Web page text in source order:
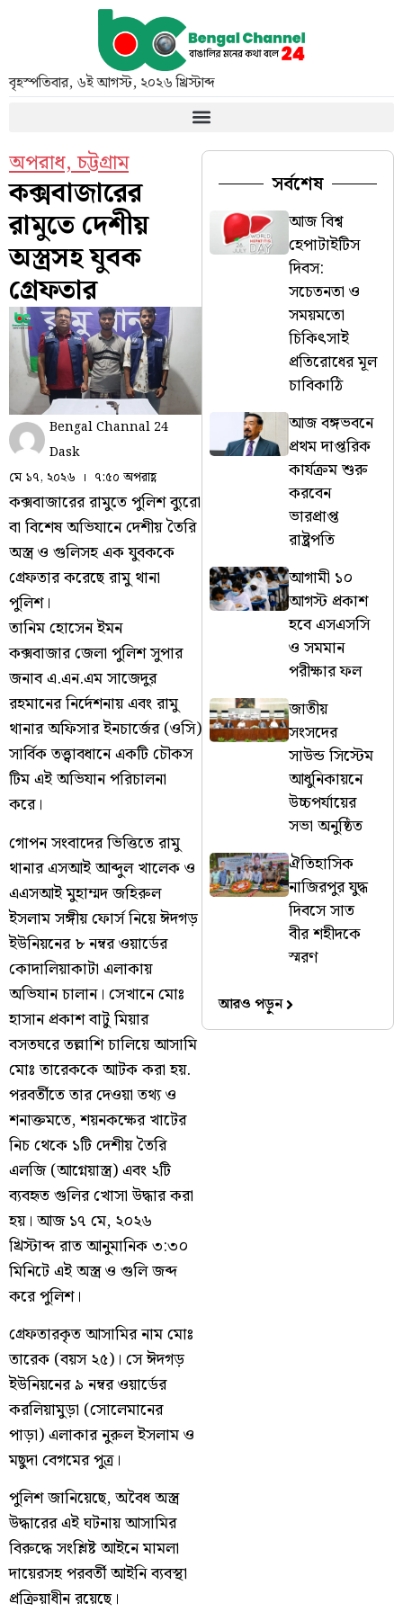
বৃহস্পতিবার, ৬ই আগস্ট, ২০২৬ খ্রিস্টাব্দ
অপরাধ,চট্টগ্রাম
কক্সবাজারের
রামুতে দেশীয়
অস্ত্রসহ যুবক
গ্রেফতার
Bengal Channal 24
Dask
মে ১৭, ২০২৬
৭:৫০ অপরাহ্ণ
কক্সবাজারের রামুতে পুলিশ ব্যুরো
বা বিশেষ অভিযানে দেশীয় তৈরি
অস্ত্র ও গুলিসহ এক যুবককে
গ্রেফতার করেছে রামু থানা
পুলিশ।
তানিম হোসেন ইমন
কক্সবাজার জেলা পুলিশ সুপার
জনাব এ.এন.এম সাজেদুর
রহমানের নির্দেশনায় এবং রামু
থানার অফিসার ইনচার্জের (ওসি)
সার্বিক তত্ত্বাবধানে একটি চৌকস
টিম এই অভিযান পরিচালনা
করে।
গোপন সংবাদের ভিত্তিতে রামু
থানার এসআই আব্দুল খালেক ও
এএসআই মুহাম্মদ জহিরুল
ইসলাম সঙ্গীয় ফোর্স নিয়ে ঈদগড়
ইউনিয়নের ৮ নম্বর ওয়ার্ডের
কোদালিয়াকাটা এলাকায়
অভিযান চালান। সেখানে মোঃ
হাসান প্রকাশ বাটু মিয়ার
বসতঘরে তল্লাশি চালিয়ে আসামি
মোঃ তারেককে আটক করা হয়.
পরবর্তীতে তার দেওয়া তথ্য ও
শনাক্তমতে, শয়নকক্ষের খাটের
নিচ থেকে ১টি দেশীয় তৈরি
এলজি (আগ্নেয়াস্ত্র) এবং ২টি
ব্যবহৃত গুলির খোসা উদ্ধার করা
হয়। আজ ১৭ মে, ২০২৬
খ্রিস্টাব্দ রাত আনুমানিক ৩:৩০
মিনিটে এই অস্ত্র ও গুলি জব্দ
করে পুলিশ।
গ্রেফতারকৃত আসামির নাম মোঃ
তারেক (বয়স ২৫)। সে ঈদগড়
ইউনিয়নের ৯ নম্বর ওয়ার্ডের
করলিয়ামুড়া (সোলেমানের
পাড়া) এলাকার নুরুল ইসলাম ও
মছুদা বেগমের পুত্র।
পুলিশ জানিয়েছে, অবৈধ অস্ত্র
উদ্ধারের এই ঘটনায় আসামির
বিরুদ্ধে সংশ্লিষ্ট আইনে মামলা
দায়েরসহ পরবর্তী আইনি ব্যবস্থা
প্রক্রিয়াধীন রয়েছে।
সর্বশেষ
আজ বিশ্ব
হেপাটাইটিস
দিবস:
সচেতনতা ও
সময়মতো
চিকিৎসাই
প্রতিরোধের মূল
চাবিকাঠি
আজ বঙ্গভবনে
প্রথম দাপ্তরিক
কার্যক্রম শুরু
করবেন
ভারপ্রাপ্ত
রাষ্ট্রপতি
আগামী ১০
আগস্ট প্রকাশ
হবে এসএসসি
ও সমমান
পরীক্ষার ফল
জাতীয়
সংসদের
সাউন্ড সিস্টেম
আধুনিকায়নে
উচ্চপর্যায়ের
সভা অনুষ্ঠিত
ঐতিহাসিক
নাজিরপুর যুদ্ধ
দিবসে সাত
বীর শহীদকে
স্মরণ
আরও পড়ুন